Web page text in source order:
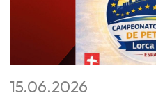
15.06.2026